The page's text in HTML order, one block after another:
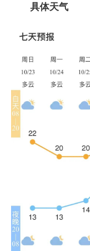
具体天气